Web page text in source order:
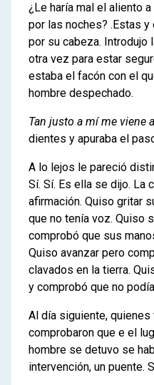
¿Le haría mal el aliento
por las noches? .Estas
por su cabeza. Introdujo
otra vez para estar
estaba el facón con el
hombre despechado.
Tan justo a mí me viene
dientes y apuraba el
A lo lejos le pareció
Sí. Sí. Es ella se dijo. La
afirmación. Quiso gritar
que no tenía voz. Quiso
comprobó que sus
Quiso avanzar pero
clavados en la tierra.
y comprobó que no podía
Al día siguiente,
comprobaron que e el
hombre se detuvo se
intervención, un puente.